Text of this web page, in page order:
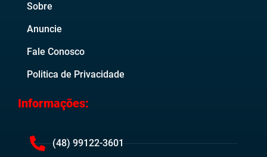
Sobre
Anuncie
Fale Conosco
Politica de Privacidade
Informações:
(48) 99122-3601